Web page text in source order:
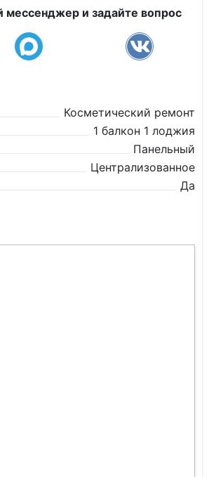
мессенджер и задайте вопрос
Косметический ремонт
1 балкон 1 лоджия
Панельный
Централизованное
Да